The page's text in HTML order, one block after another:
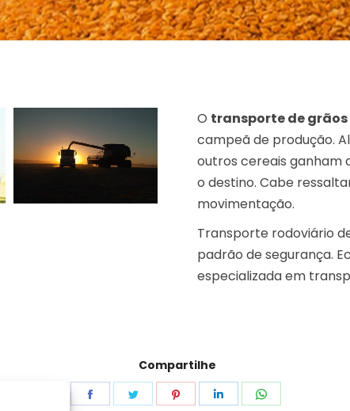
O transporte de grãos
campeã de produção.
outros cereais ganham
o destino. Cabe
movimentação.
Transporte rodoviário
padrão de segurança.
especializada em
Compartilhe
Share
Share
Share
Share